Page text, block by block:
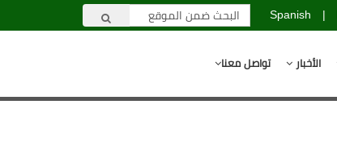
|
Spanish
الأخبار تواصل معنا